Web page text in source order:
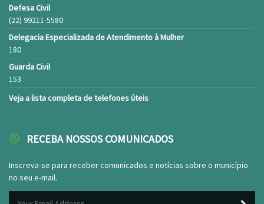
Defesa Civil
(22) 99211-5580
Delegacia Especializada de Atendimento à Mulher
180
Guarda Civil
153
Veja a lista completa de telefones úteis
RECEBA NOSSOS COMUNICADOS
Inscreva-se para receber comunicados e notícias sobre o município
no seu e-mail.